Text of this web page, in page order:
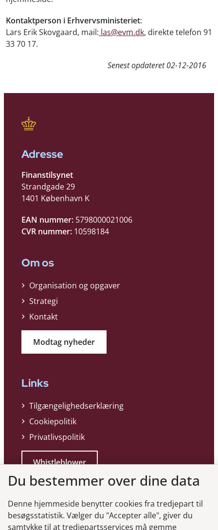
Kontaktperson i Erhvervsministeriet:
Lars Erik Skovgaard, mail: las@evm.dk, direkte telefon 91
33 70 17.
Senest opdateret02-12-2016
Adresse
Finanstilsynet
Strandgade 29
1401 København K
EAN nummer: 5798000021006
CVR nummer: 10598184
Om os
Organisation og opgaver
Strategi
Kontakt
Modtag nyheder
Links
Tilgængelighedserklæring
Cookiepolitik
Privatlivspolitik
Whistleblower
Du bestemmer over dine data
Denne hjemmeside benytter cookies fra tredjepart til
besøgsstatistik. Vælger du "Accepter alle", giver du
samtykke til at tredjepartsservices må gemme